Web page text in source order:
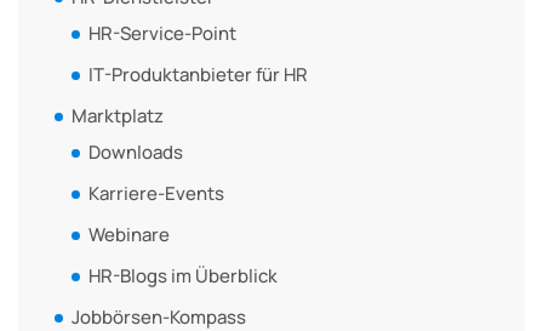
HR-Service-Point
IT-Produktanbieter für HR
Marktplatz
Downloads
Karriere-Events
Webinare
HR-Blogs im Überblick
Jobbörsen-Kompass